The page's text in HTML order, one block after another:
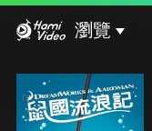
瀏覽